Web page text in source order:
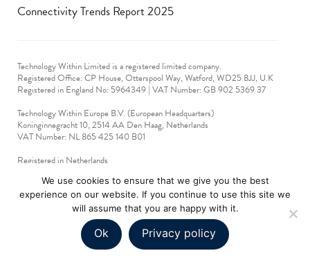
Connectivity Trends Report 2025
Technology Within Limited is a registered limited company.
Registered Office: CP House, Otterspool Way, Watford, WD25 8JJ, U.K
​Registered in England No: 5964349 | VAT Number: GB 902 5369 37
Technology Within Europe B.V. (European Headquarters)
Koninginnegracht 10, 2514 AA Den Haag, Netherlands
VAT Number: NL 865 425 140 B01
Registered in Netherlands
technologywithin © 2019-2024. All rights reserved.
We use cookies to ensure that we give you the best
experience on our website. If you continue to use this site we
will assume that you are happy with it.
Ok
Privacy policy